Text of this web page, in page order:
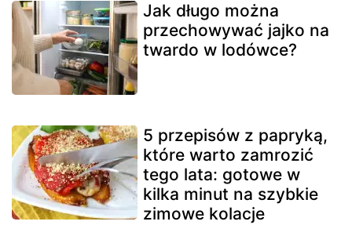
Jak długo można
przechowywać jajko na
twardo w lodówce?
5 przepisów z papryką,
które warto zamrozić
tego lata: gotowe w
kilka minut na szybkie
zimowe kolacje